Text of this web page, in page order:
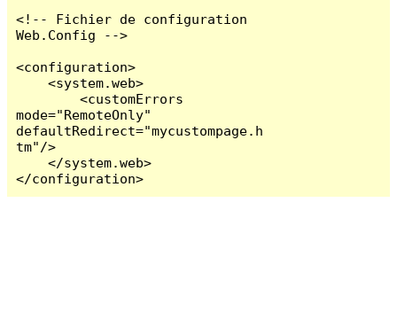
<!-- Fichier de configuration
Web.Config -->
<configuration>
    <system.web>
        <customErrors
mode="RemoteOnly"
defaultRedirect="mycustompage.h
tm"/>
    </system.web>
</configuration>